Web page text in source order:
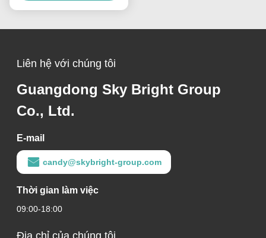
Liên hệ với chúng tôi
Guangdong Sky Bright Group
Co., Ltd.
E-mail
candy@skybright-group.com
Thời gian làm việc
09:00-18:00